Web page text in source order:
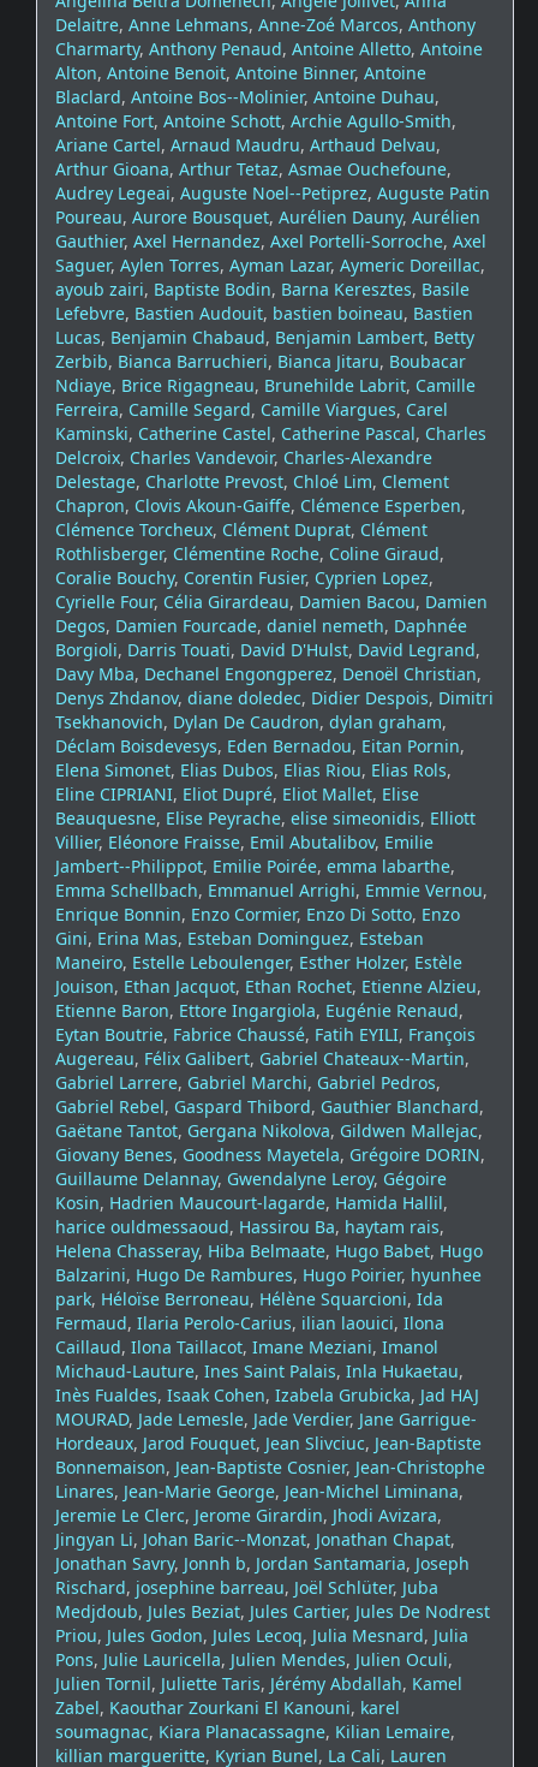
Delaitre, Anne Lehmans, Anne-Zoé Marcos, Anthony
Charmarty, Anthony Penaud, Antoine Alletto, Antoine
Alton, Antoine Benoit, Antoine Binner, Antoine
Blaclard, Antoine Bos--Molinier, Antoine Duhau,
Antoine Fort, Antoine Schott, Archie Agullo-Smith,
Ariane Cartel, Arnaud Maudru, Arthaud Delvau,
Arthur Gioana, Arthur Tetaz, Asmae Ouchefoune,
Audrey Legeai, Auguste Noel--Petiprez, Auguste Patin
Poureau, Aurore Bousquet, Aurélien Dauny, Aurélien
Gauthier, Axel Hernandez, Axel Portelli-Sorroche, Axel
Saguer, Aylen Torres, Ayman Lazar, Aymeric Doreillac,
ayoub zairi, Baptiste Bodin, Barna Keresztes, Basile
Lefebvre, Bastien Audouit, bastien boineau, Bastien
Lucas, Benjamin Chabaud, Benjamin Lambert, Betty
Zerbib, Bianca Barruchieri, Bianca Jitaru, Boubacar
Ndiaye, Brice Rigagneau, Brunehilde Labrit, Camille
Ferreira, Camille Segard, Camille Viargues, Carel
Kaminski, Catherine Castel, Catherine Pascal, Charles
Delcroix, Charles Vandevoir, Charles-Alexandre
Delestage, Charlotte Prevost, Chloé Lim, Clement
Chapron, Clovis Akoun-Gaiffe, Clémence Esperben,
Clémence Torcheux, Clément Duprat, Clément
Rothlisberger, Clémentine Roche, Coline Giraud,
Coralie Bouchy, Corentin Fusier, Cyprien Lopez,
Cyrielle Four, Célia Girardeau, Damien Bacou, Damien
Degos, Damien Fourcade, daniel nemeth, Daphnée
Borgioli, Darris Touati, David D'Hulst, David Legrand,
Davy Mba, Dechanel Engongperez, Denoël Christian,
Denys Zhdanov, diane doledec, Didier Despois, Dimitri
Tsekhanovich, Dylan De Caudron, dylan graham,
Déclam Boisdevesys, Eden Bernadou, Eitan Pornin,
Elena Simonet, Elias Dubos, Elias Riou, Elias Rols,
Eline CIPRIANI, Eliot Dupré, Eliot Mallet, Elise
Beauquesne, Elise Peyrache, elise simeonidis, Elliott
Villier, Eléonore Fraisse, Emil Abutalibov, Emilie
Jambert--Philippot, Emilie Poirée, emma labarthe,
Emma Schellbach, Emmanuel Arrighi, Emmie Vernou,
Enrique Bonnin, Enzo Cormier, Enzo Di Sotto, Enzo
Gini, Erina Mas, Esteban Dominguez, Esteban
Maneiro, Estelle Leboulenger, Esther Holzer, Estèle
Jouison, Ethan Jacquot, Ethan Rochet, Etienne Alzieu,
Etienne Baron, Ettore Ingargiola, Eugénie Renaud,
Eytan Boutrie, Fabrice Chaussé, Fatih EYILI, François
Augereau, Félix Galibert, Gabriel Chateaux--Martin,
Gabriel Larrere, Gabriel Marchi, Gabriel Pedros,
Gabriel Rebel, Gaspard Thibord, Gauthier Blanchard,
Gaëtane Tantot, Gergana Nikolova, Gildwen Mallejac,
Giovany Benes, Goodness Mayetela, Grégoire DORIN,
Guillaume Delannay, Gwendalyne Leroy, Gégoire
Kosin, Hadrien Maucourt-lagarde, Hamida Hallil,
harice ouldmessaoud, Hassirou Ba, haytam rais,
Helena Chasseray, Hiba Belmaate, Hugo Babet, Hugo
Balzarini, Hugo De Rambures, Hugo Poirier, hyunhee
park, Héloïse Berroneau, Hélène Squarcioni, Ida
Fermaud, Ilaria Perolo-Carius, ilian laouici, Ilona
Caillaud, Ilona Taillacot, Imane Meziani, Imanol
Michaud-Lauture, Ines Saint Palais, Inla Hukaetau,
Inès Fualdes, Isaak Cohen, Izabela Grubicka, Jad HAJ
MOURAD, Jade Lemesle, Jade Verdier, Jane Garrigue-
Hordeaux, Jarod Fouquet, Jean Slivciuc, Jean-Baptiste
Bonnemaison, Jean-Baptiste Cosnier, Jean-Christophe
Linares, Jean-Marie George, Jean-Michel Liminana,
Jeremie Le Clerc, Jerome Girardin, Jhodi Avizara,
Jingyan Li, Johan Baric--Monzat, Jonathan Chapat,
Jonathan Savry, Jonnh b, Jordan Santamaria, Joseph
Rischard, josephine barreau, Joël Schlüter, Juba
Medjdoub, Jules Beziat, Jules Cartier, Jules De Nodrest
Priou, Jules Godon, Jules Lecoq, Julia Mesnard, Julia
Pons, Julie Lauricella, Julien Mendes, Julien Oculi,
Julien Tornil, Juliette Taris, Jérémy Abdallah, Kamel
Zabel, Kaouthar Zourkani El Kanouni, karel
soumagnac, Kiara Planacassagne, Kilian Lemaire,
killian margueritte, Kyrian Bunel, La Cali, Lauren